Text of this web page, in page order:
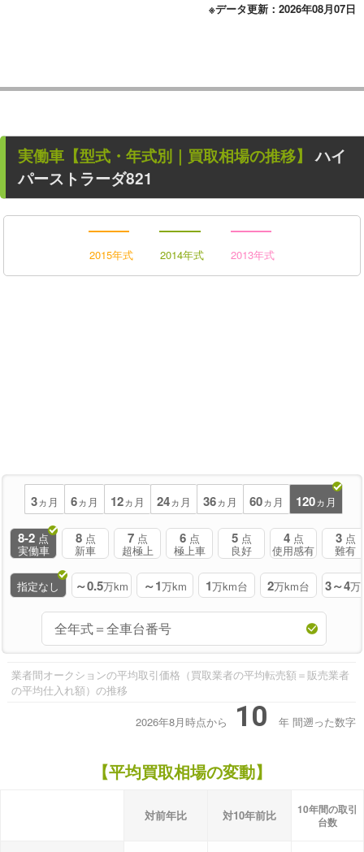
※データ更新：2026年08月07日
実働車 【型式・年式別｜買取相場の推移】 ハイ
パーストラーダ821
2015年式 2014年式 2013年式
3ヵ月 6ヵ月 12ヵ月 24ヵ月 36ヵ月 60ヵ月 120ヵ月
8-2 点
実働車
8 点
新車
7 点
超極上
6 点
極上車
5 点
良好
4 点
使用感有
3 点
難有
指定なし ～0.5万km ～1万km 1万km台 2万km台 3～4万
業者間オークションの平均取引価格（買取業者の平均転売額＝販売業者
の平均仕入れ額）の推移
2026年8月時点から 10 年 間遡った数字
【平均買取相場の変動】
対前年比 対10年前比
10年間の取引
台数